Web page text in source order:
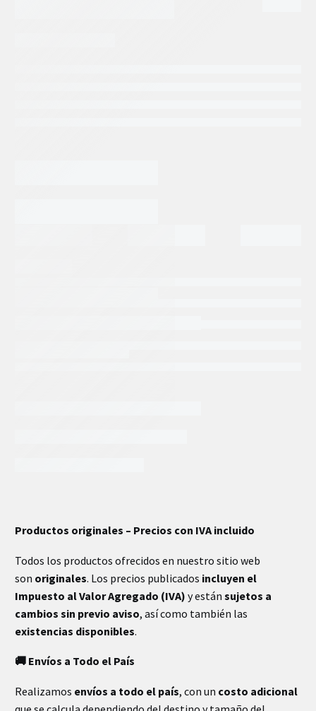
Productos originales – Precios con IVA incluido
Todos los productos ofrecidos en nuestro sitio web
son originales. Los precios publicados incluyen el
Impuesto al Valor Agregado (IVA) y están sujetos a
cambios sin previo aviso, así como también las
existencias disponibles.
🚚 Envíos a Todo el País
Realizamos envíos a todo el país, con un costo adicional